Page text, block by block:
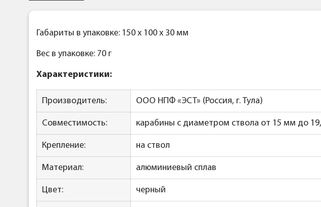
Габариты в упаковке: 150 x 100 x 30 мм
Вес в упаковке: 70 г
Характеристики:
Производитель: ООО НПФ «ЭСТ» (Россия, г. Тула)
Совместимость: карабины с диаметром ствола от 15 мм до
Крепление: на ствол
Материал: алюминиевый сплав
Цвет: черный